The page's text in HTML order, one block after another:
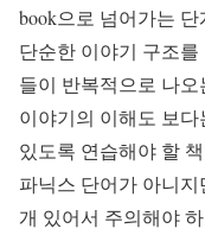
book으로 넘어가는
단순한 이야기 구조
들이 반복적으로 나
이야기의 이해도 보
있도록 연습해야 할
파닉스 단어가 아니
개 있어서 주의해야